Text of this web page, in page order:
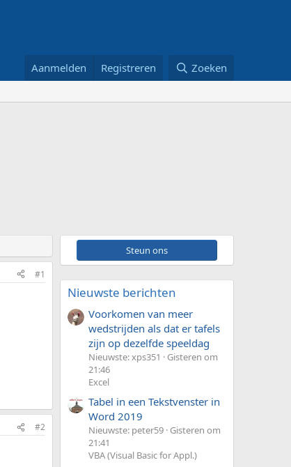
Aanmelden Registreren Zoeken
#1
#2
Steun ons
Nieuwste berichten
Voorkomen van meer
wedstrijden als dat er tafels
zijn op dezelfde speeldag
Nieuwste: xps351
Gisteren om
21:46
Excel
Tabel in een Tekstvenster in
Word 2019
Nieuwste: peter59 Gisteren om
21:41
VBA (Visual Basic for Appl.)